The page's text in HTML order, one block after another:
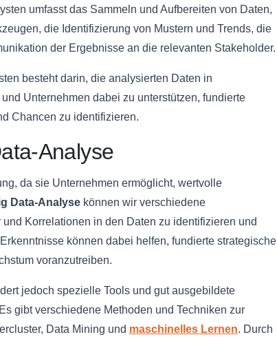
umfasst das Sammeln und Aufbereiten von Daten,
die Identifizierung von Mustern und Trends, die
der Ergebnisse an die relevanten Stakeholder.
besteht darin, die analysierten Daten in
Unternehmen dabei zu unterstützen, fundierte
Chancen zu identifizieren.
Analyse
da sie Unternehmen ermöglicht, wertvolle
Data-Analyse können wir verschiedene
Korrelationen in den Daten zu identifizieren und
können dabei helfen, fundierte strategische
voranzutreiben.
jedoch spezielle Tools und gut ausgebildete
gibt verschiedene Methoden und Techniken zur
Data Mining und maschinelles Lernen. Durch